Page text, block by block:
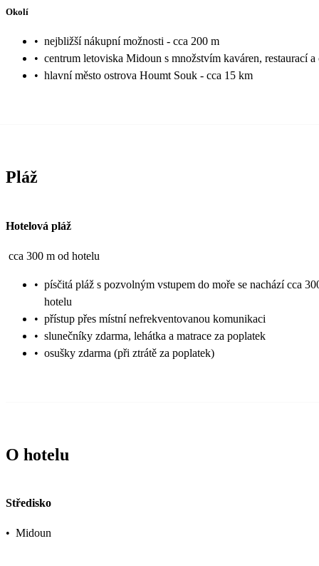
Okolí
• nejbližší nákupní možnosti - cca 200 m
• centrum letoviska Midoun s množstvím kaváren, restaurací
• hlavní město ostrova Houmt Souk - cca 15 km
Pláž
Hotelová pláž
cca 300 m od hotelu
• písčitá pláž s pozvolným vstupem do moře se nachází cca
hotelu
• přístup přes místní nefrekventovanou komunikaci
• slunečníky zdarma, lehátka a matrace za poplatek
• osušky zdarma (při ztrátě za poplatek)
O hotelu
Středisko
• Midoun